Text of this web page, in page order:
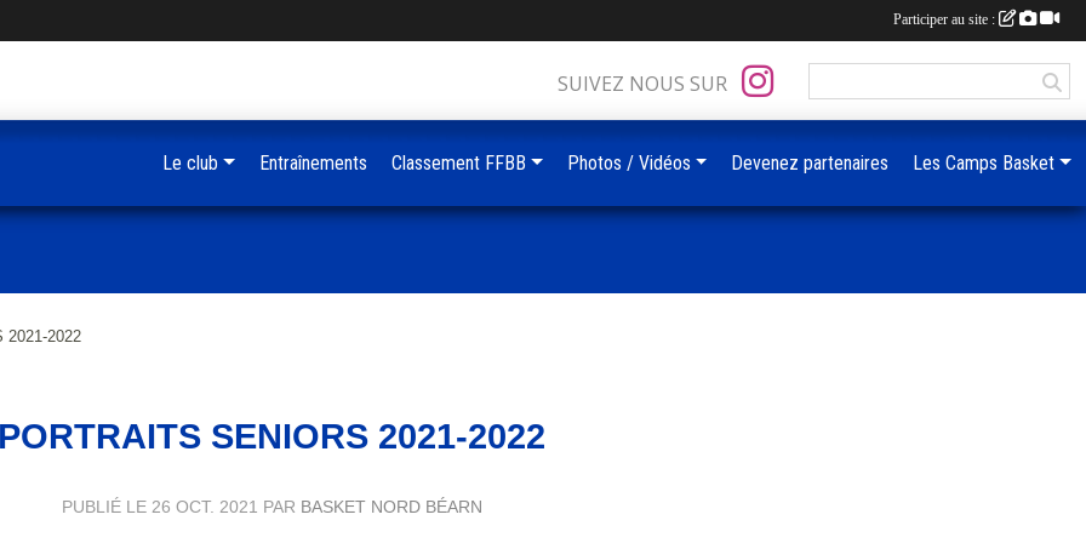
2021-2022
PORTRAITS SENIORS 2021-2022
PUBLIÉ LE 26 OCT. 2021 PAR BASKET NORD BÉARN
SUIVEZ NOUS SUR
Le club Entraînements Classement FFBB Photos / Vidéos Devenez partenaires Les Camps Basket
Participer au site :